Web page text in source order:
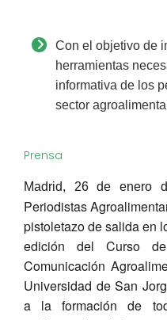
Con el objetivo de
herramientas
informativa de los
sector
Prensa
Madrid, 26 de enero
Periodistas
pistoletazo de salida en
edición del Curso
Comunicación
Universidad de San
a la formación de